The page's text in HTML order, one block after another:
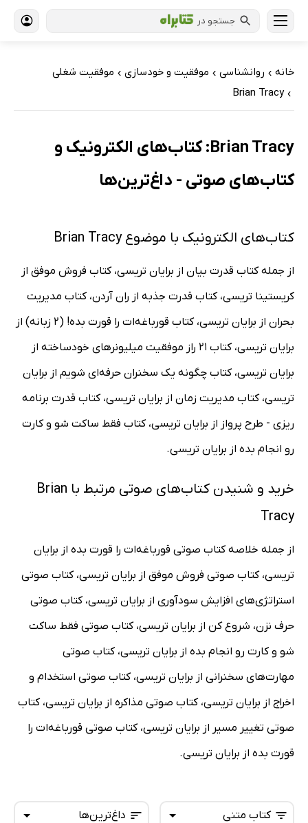
جستجو در
خانه › روانشناسی › موفقیت و خودسازی › موفقیت شغلی
›
Brian Tracy
Brian Tracy: کتاب‌های الکترونیک و
کتاب‌های صوتی - داغ‌ترین‌ها
کتاب‌های الکترونیک با موضوع Brian Tracy
از جمله کتاب قدرت بیان از برایان تریسی، کتاب فروش موفق از
کریستینا تریسی، کتاب قدرت جذبه از ران آردن، کتاب مدیریت
بحران از برایان تریسی، کتاب قورباغه‌ات را قورت بده! (2 زبانه) از
برایان تریسی، کتاب 21 راز موفقیت میلیونرهای خودساخته از
برایان تریسی، کتاب چگونه یک سخنران حرفه‌ای شویم از برایان
تریسی، کتاب مدیریت زمان از برایان تریسی، کتاب قدرت برنامه
ریزی - طرح پرواز از برایان تریسی، کتاب فقط ساکت شو و کارت
رو انجام بده از برایان تریسی.
خرید و شنیدن کتاب‌های صوتی مرتبط با Brian
Tracy
از جمله خلاصه کتاب صوتی قورباغه‌ات را قورت بده از برایان
تریسی، کتاب صوتی فروش موفق از برایان تریسی، کتاب صوتی
استراتژی‌های افزایش سودآوری از برایان تریسی، کتاب صوتی
حرف نزن، شروع کن از برایان تریسی، کتاب صوتی فقط ساکت
شو و کارت رو انجام بده از برایان تریسی، کتاب صوتی
مهارت‌های سخنرانی از برایان تریسی، کتاب صوتی استخدام و
اخراج از برایان تریسی، کتاب صوتی مذاکره از برایان تریسی، کتاب
صوتی تغییر مسیر از برایان تریسی، کتاب صوتی قورباغه‌ات را
قورت بده از برایان تریسی.
داغ‌ترین‌ها کتاب متنی